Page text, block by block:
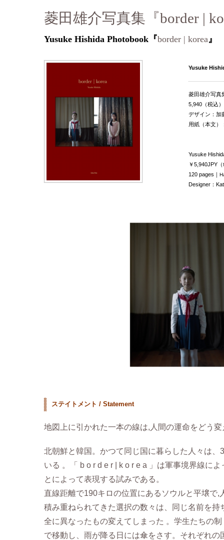
菱田雄介写真集『border |
Yusuke Hishida Photobook『border | korea』
Yusuke
菱田雄介写真
5,940（税込
デザイン：加
用紙（本文）
Yusuke
￥5,940JPY（
120 pages｜
Designer：
ステイトメント / Statement
地図上に引かれた一本の線は,人間の運命をどう
北朝鮮と韓国。かつて同じ国に暮らした人々は
いる 。「 b o r d e r | k o r e a 」は軍事境界線に
とによって表現する試みである。
直線距離で190キロの位置にあるソウルと平壌で
積み重ねられてきた選択の数々は、同じ名前を
全に異なったもの変えてしまった 。学生たちの
で移動し、雨が降る日には傘をさす。それぞれ